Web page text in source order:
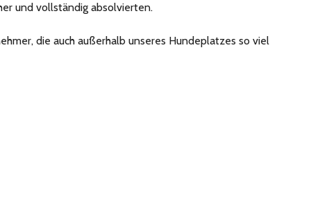
und vollständig absolvierten.
die auch außerhalb unseres Hundeplatzes so viel